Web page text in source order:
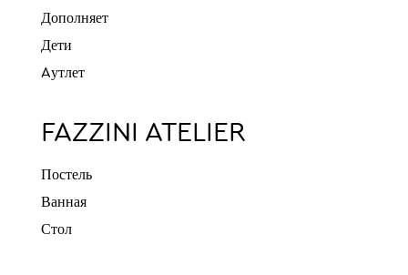
Дополняет
Дети
Aутлет
FAZZINI ATELIER
Постель
Ванная
Стол